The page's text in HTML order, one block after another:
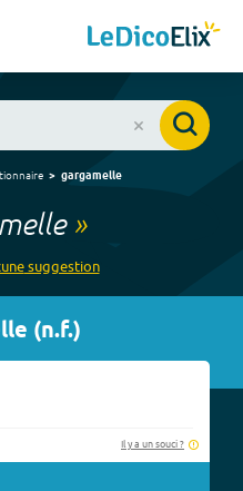
gargamelle
»
suggestion
(n.f.)
Il y a un souci ?